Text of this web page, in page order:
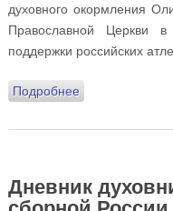
духовного окормления
Православной Церкви
поддержки российских
Подробнеео Дневник
Дневник